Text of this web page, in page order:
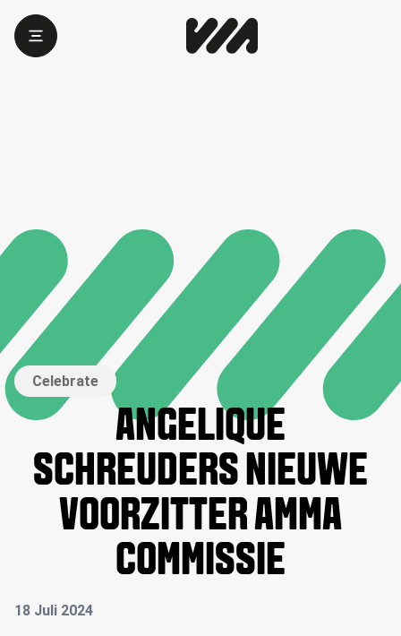
Celebrate
ANGELIQUE
SCHREUDERS NIEUWE
VOORZITTER AMMA
COMMISSIE
18 Juli 2024